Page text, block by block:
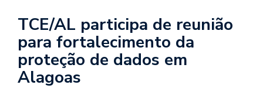
TCE/AL participa de reunião
para fortalecimento da
proteção de dados em
Alagoas